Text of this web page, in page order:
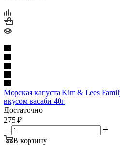
Морская капуста Kim & Lees
вкусом васаби 40г
Достаточно
275 ₽
В корзину